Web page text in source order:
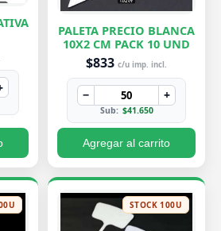
PALETA PRECIO BLANCA
10X2 CM PACK 10 UND
$833 c/u imp. incl.
− +
Sub: $41.650
Agregar al carrito
STOCK 100U